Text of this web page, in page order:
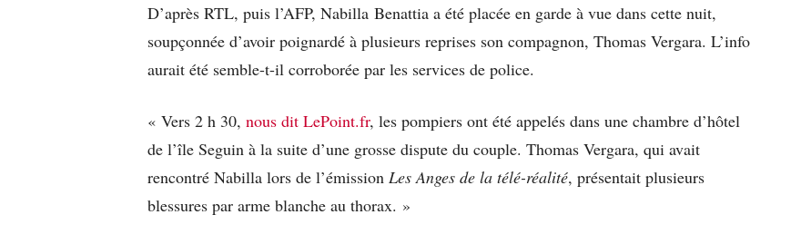
D’après RTL, puis l’AFP, Nabilla Benattia a été placée en garde à vue dans cette nuit,
soupçonnée d’avoir poignardé à plusieurs reprises son compagnon, Thomas Vergara. L’info
aurait été semble-t-il corroborée par les services de police.
« Vers 2 h 30, nous dit LePoint.fr, les pompiers ont été appelés dans une chambre d’hôtel
de l’île Seguin à la suite d’une grosse dispute du couple. Thomas Vergara, qui avait
rencontré Nabilla lors de l’émission Les Anges de la télé-réalité, présentait plusieurs
blessures par arme blanche au thorax. »